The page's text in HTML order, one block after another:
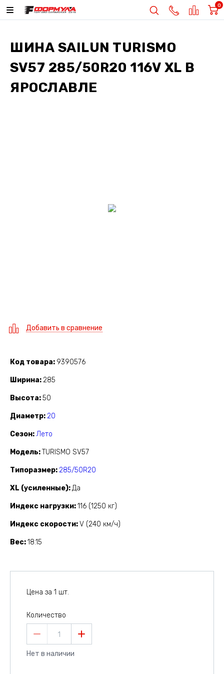
0
ШИНА SAILUN TURISMO
SV57 285/50R20 116V XL В
ЯРОСЛАВЛЕ
Добавить в сравнение
Код товара 9390576
Ширина 285
Высота 50
Диаметр 20
Сезон Лето
Модель TURISMO SV57
Типоразмер 285/50R20
XL (усиленные) Да
Индекс нагрузки 116 (1250 кг)
Индекс скорости V (240 км/ч)
Вес 18.15
Цена за 1 шт.
Количество
1
Нет в наличии